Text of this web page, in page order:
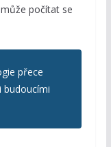
počítat se
přece
budoucími